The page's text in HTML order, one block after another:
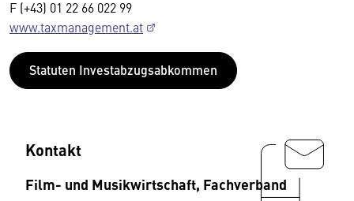
F (+43) 01 22 66 022 99
www.taxmanagement.at
Statuten Investabzugsabkommen
Kontakt
Film- und Musikwirtschaft, Fachverband